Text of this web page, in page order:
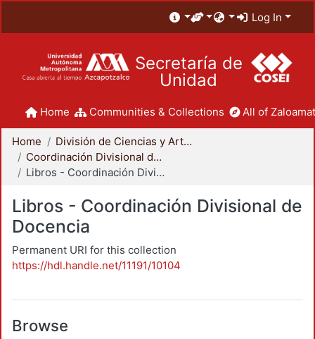
Log In
Secretaría de
Unidad
Home Communities & Collections All of
Home
División de Ciencias y Artes para el Diseño
Coordinación Divisional de Docencia
Libros - Coordinación Divisional de Docencia
Libros - Coordinación Divisional de
Docencia
Permanent URI for this collection
https://hdl.handle.net/11191/10104
Browse